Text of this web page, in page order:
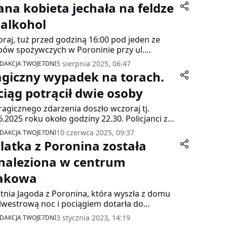
kobieta jechała na feldze
tuż przed godziną 16:00 pod jeden ze
spożywczych w Poroninie przy ul.
podjechał zielony samochód
marki Suzuki. Sam pojazd zwrócił uwagę
– jedno z kół było całkowicie
a kierująca nim kobieta jechała
na gołej feldze.
TWOJE7DNI5 sierpnia 2025, 06:47
wypadek na torach.
potrącił dwie osoby
zdarzenia doszło wczoraj tj.
roku około godziny 22.30. Policjanci z
otrzymali zgłoszenie, iż na osiedlu
w Poroninie regionalny pociąg potracił
osoby.
TWOJE7DNI10 czerwca 2025, 09:37
z Poronina została
w centrum
Jagoda z Poronina, która wyszła z domu
noc i pociągiem dotarła do
została odnaleziona w centrum tego
– poinformował PAP rzecznik zakopiańskiej
TWOJE7DNI3 stycznia 2023, 14:19